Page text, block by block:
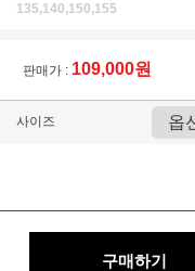
135,140,150,155
판매가 : 109,000원
사이즈
구매하기